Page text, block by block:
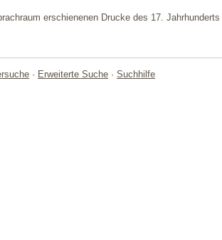
erschienenen Drucke des 17.
· Erweiterte Suche · Suchhilfe